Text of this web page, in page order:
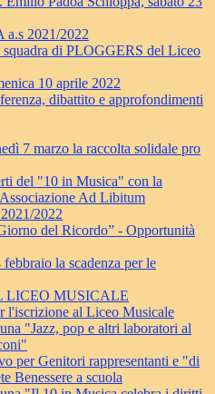
2021/2022
di PLOGGERS del Liceo
10 aprile 2022
dibattito e approfondimenti
7 marzo la raccolta solidale pro
del "10 in Musica" con la
Ad Libitum
2022
del Ricordo” - Opportunità
la scadenza per le
LICEO MUSICALE
l'iscrizione al Liceo Musicale
"Jazz, pop e altri laboratori al
per Genitori rappresentanti e "di
Benessere a scuola